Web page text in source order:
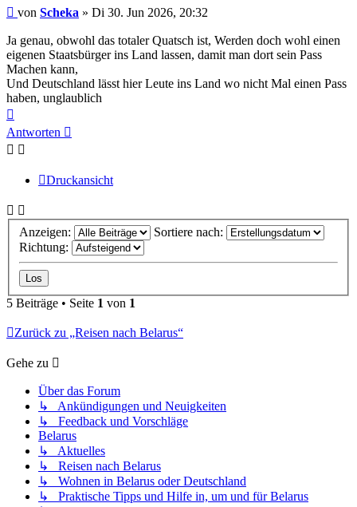
Beitrag
von Scheka » Di 30. Jun 2026, 20:32
Ja genau, obwohl das totaler Quatsch ist, Werden doch wohl einen
eigenen Staatsbürger ins Land lassen, damit man dort sein Pass
Machen kann,
Und Deutschland lässt hier Leute ins Land wo nicht Mal einen Pass
haben, unglaublich
oben
Antworten
Druckansicht
Anzeigen:
Sortiere nach:
Richtung:
5 Beiträge • Seite 1 von 1
Zurück zu „Reisen nach Belarus“
Gehe zu
Über das Forum
↳ Ankündigungen und Neuigkeiten
↳ Feedback und Vorschläge
Belarus
↳ Aktuelles
↳ Reisen nach Belarus
↳ Wohnen in Belarus oder Deutschland
↳ Praktische Tipps und Hilfe in, um und für Belarus